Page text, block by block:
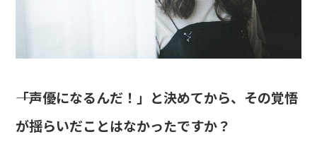
――「声優になるんだ！」と決めてから、その覚悟
が揺らいだことはなかったですか？